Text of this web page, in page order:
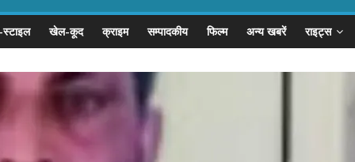
खेल-कूद क्राइम सम्पादकीय फिल्म अन्य खबरें राइट्स